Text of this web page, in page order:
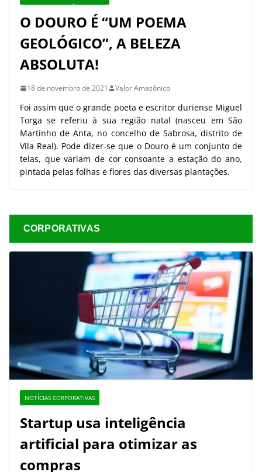
O DOURO É “UM POEMA
GEOLÓGICO”, A BELEZA
ABSOLUTA!
18 de novembro de 2021 Valor Amazônico
Foi assim que o grande poeta e escritor duriense Miguel
Torga se referiu à sua região natal (nasceu em São
Martinho de Anta, no concelho de Sabrosa, distrito de
Vila Real). Pode dizer-se que o Douro é um conjunto de
telas, que variam de cor consoante a estação do ano,
pintada pelas folhas e flores das diversas plantações.
CORPORATIVAS
NOTÍCIAS CORPORATIVAS
Startup usa inteligência
artificial para otimizar as
compras